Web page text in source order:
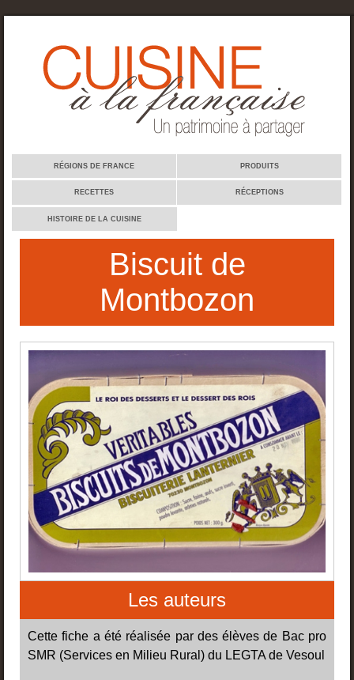
RÉGIONS DE FRANCE PRODUITS
RECETTES RÉCEPTIONS
HISTOIRE DE LA CUISINE
Biscuit de
Montbozon
Les auteurs
Cette fiche a été réalisée par des élèves de Bac pro
SMR (Services en Milieu Rural) du LEGTA de Vesoul